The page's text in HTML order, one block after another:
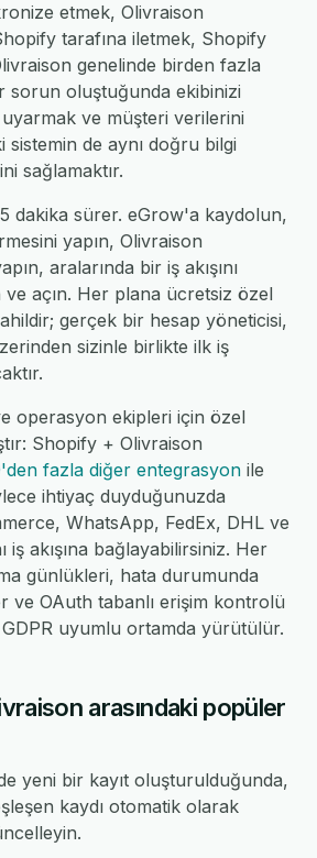
etmek, Olivraison
tarafına iletmek, Shopify
genelinde birden fazla
sorun oluştuğunda ekibinizi
ve müşteri verilerini
de aynı doğru bilgi
sağlamaktır.
dakika sürer. eGrow'a kaydolun,
yapın, Olivraison
aralarında bir iş akışını
ve açın. Her plana ücretsiz özel
gerçek bir hesap yöneticisi,
sizinle birlikte ilk iş
operasyon ekipleri için özel
Shopify + Olivraison
fazla diğer entegrasyon ile
ihtiyaç duyduğunuzda
WhatsApp, FedEx, DHL ve
iş akışına bağlayabilirsiniz. Her
günlükleri, hata durumunda
ve OAuth tabanlı erişim kontrolü
uyumlu ortamda yürütülür.
arasındaki popüler
yeni bir kayıt oluşturulduğunda,
kaydı otomatik olarak